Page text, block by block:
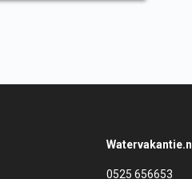
Watervakantie.nl
0525 656653